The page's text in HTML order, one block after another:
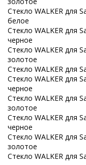
Стекло WALKER для
белое
Стекло WALKER для
черное
Стекло WALKER для
золотое
Стекло WALKER для
Стекло WALKER для
черное
Стекло WALKER для
золотое
Стекло WALKER для
черное
Стекло WALKER для
золотое
Стекло WALKER для